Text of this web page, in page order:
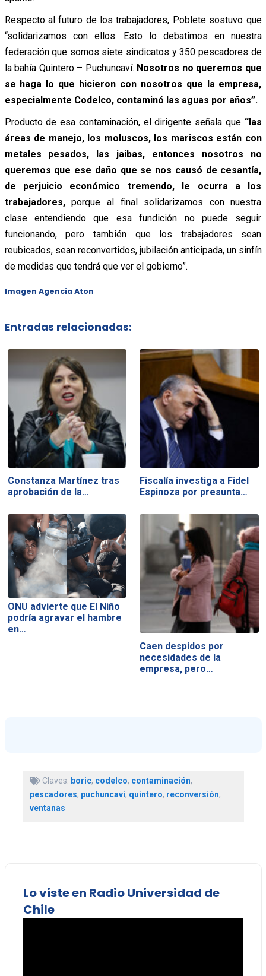
Respecto al futuro de los trabajadores, Poblete sostuvo que
“solidarizamos con ellos. Esto lo debatimos en nuestra
federación que somos siete sindicatos y 350 pescadores de
la bahía Quintero – Puchuncaví. Nosotros no queremos que
se haga lo que hicieron con nosotros que la empresa,
especialmente Codelco, contaminó las aguas por años”.
Producto de esa contaminación, el dirigente señala que “las
áreas de manejo, los moluscos, los mariscos están con
metales pesados, las jaibas, entonces nosotros no
queremos que ese daño que se nos causó de cesantía,
de perjuicio económico tremendo, le ocurra a los
trabajadores,porque al final solidarizamos con nuestra
clase entendiendo que esa fundición no puede seguir
funcionando, pero también que los trabajadores sean
reubicados, sean reconvertidos, jubilación anticipada, un sinfín
de medidas que tendrá que ver el gobierno”.
Imagen Agencia Aton
Entradas relacionadas:
Constanza Martínez tras
aprobación de la…
Fiscalía investiga a Fidel
Espinoza por presunta…
ONU advierte que El Niño
podría agravar el hambre
en…
Caen despidos por
necesidades de la
empresa, pero…
Claves: boric, codelco, contaminación,
pescadores, puchuncaví, quintero, reconversión,
ventanas
Lo viste en Radio Universidad de
Chile